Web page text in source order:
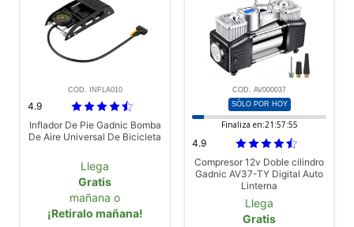
COD. INFLA010
4.9
Inflador De Pie Gadnic Bomba
De Aire Universal De Bicicleta
Llega
Gratis
mañana o
¡Retiralo mañana!
COD. AV000037
SÓLO POR HOY
Finaliza en:21:57:53
4.9
Compresor 12v Doble cilindro
Gadnic AV37-TY Digital Auto
Linterna
Llega
Gratis